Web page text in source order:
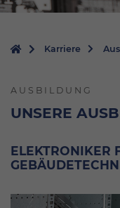
Karriere
AUSBILDUNG
UNSERE
ELEKTRONIKER